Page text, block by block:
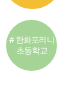
# 한화포레나
초등학교